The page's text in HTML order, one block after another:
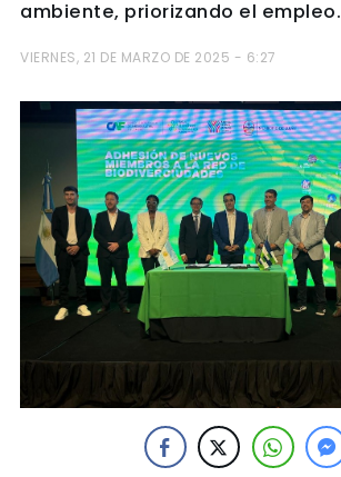
ambiente, priorizando el empleo.
VIERNES, 21 DE MARZO DE 2025 - 6:27